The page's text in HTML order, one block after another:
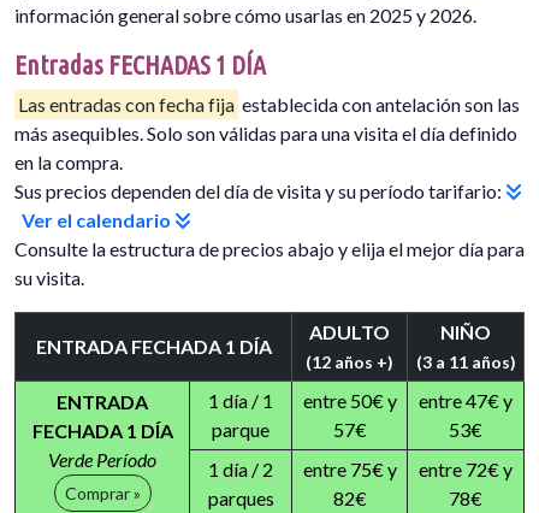
información general sobre cómo usarlas en 2025 y 2026.
Entradas FECHADAS 1 DÍA
Las entradas con fecha fija establecida con antelación son las
más asequibles. Solo son válidas para una visita el día definido
en la compra.
Sus precios dependen del día de visita y su período tarifario:
Ver el calendario
Consulte la estructura de precios abajo y elija el mejor día para
su visita.
ENTRADA FECHADA 1 DÍA
ADULTO
(12 años +)
NIÑO
(3 a 11 años)
ENTRADA
FECHADA 1 DÍA
Verde Período
Comprar »
1 día / 1
parque
entre 50€ y
57€
entre 47€ y
53€
1 día / 2
parques
entre 75€ y
82€
entre 72€ y
78€